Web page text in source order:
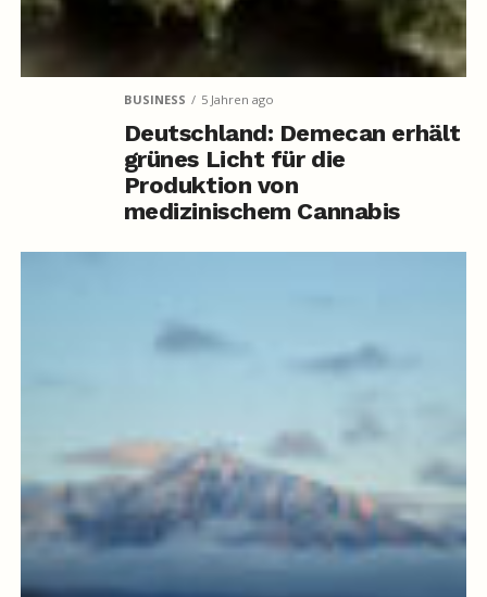
BUSINESS 5 Jahren ago
Deutschland: Demecan erhält
grünes Licht für die
Produktion von
medizinischem Cannabis